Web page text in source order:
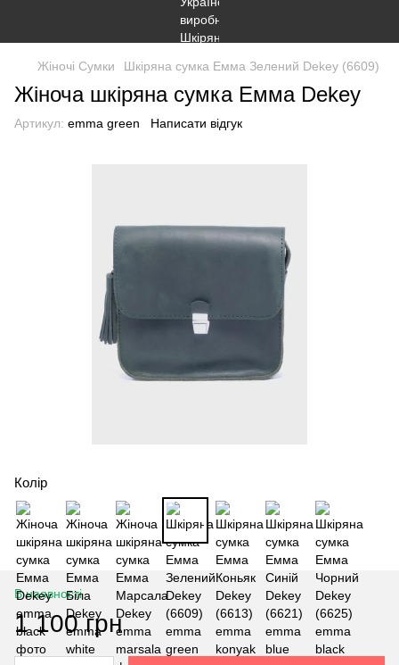
Жіночі Сумки Шкіряна сумка Емма Зелений Dekey (6609)
Жіноча шкіряна сумка Емма Dekey
Артикул: emma green Написати відгук
Колір
В наявності
1 100 грн